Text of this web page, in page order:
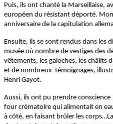
Puis, ils ont chanté la Marseillaise,
européen du résistant déporté.
anniversaire de la capitulation
Ensuite, ils se sont rendus dans les
musée où nombre de vestiges des
vêtements, les galoches, les châlits
et de nombreux témoignages,
Henri Gayot.
Aussi, ils ont pu prendre
four crématoire qui alimentait en
à côté, en faisant brûler les